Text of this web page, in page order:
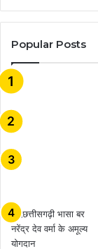
Popular Posts